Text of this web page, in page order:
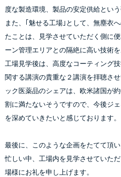
度な製造環境、製品の安定供給とい
また、｢魅せる工場｣として、無塵衣
たことは、見学させていただく側に
ーン管理エリアとの隔絶に高い技術を
工場見学後は、高度なコーティング
関する講演の貴重な２講演を拝聴さ
ック医薬品のシェアは、欧米諸国が
割に満たないそうですので、今後ジ
を深めていきたいと感じております。
最後に、このような企画をたてて頂
忙しい中、工場内を見学させていた
場様にお礼を申し上げます。